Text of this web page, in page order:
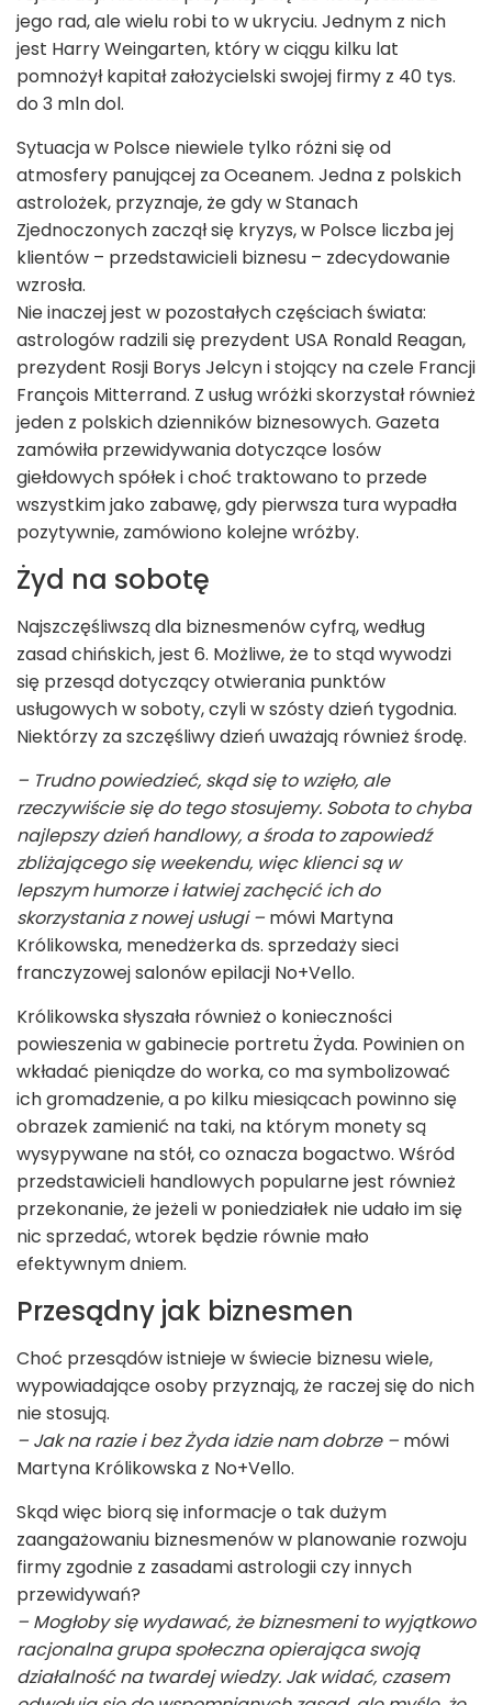
jego rad, ale wielu robi to w ukryciu. Jednym z nich
jest Harry Weingarten, który w ciągu kilku lat
pomnożył kapitał założycielski swojej firmy z 40 tys.
do 3 mln dol.
Sytuacja w Polsce niewiele tylko różni się od
atmosfery panującej za Oceanem. Jedna z polskich
astrolożek, przyznaje, że gdy w Stanach
Zjednoczonych zaczął się kryzys, w Polsce liczba jej
klientów – przedstawicieli biznesu – zdecydowanie
wzrosła.
Nie inaczej jest w pozostałych częściach świata:
astrologów radzili się prezydent USA Ronald Reagan,
prezydent Rosji Borys Jelcyn i stojący na czele Francji
François Mitterrand. Z usług wróżki skorzystał również
jeden z polskich dzienników biznesowych. Gazeta
zamówiła przewidywania dotyczące losów
giełdowych spółek i choć traktowano to przede
wszystkim jako zabawę, gdy pierwsza tura wypadła
pozytywnie, zamówiono kolejne wróżby.
Żyd na sobotę
Najszczęśliwszą dla biznesmenów cyfrą, według
zasad chińskich, jest 6. Możliwe, że to stąd wywodzi
się przesąd dotyczący otwierania punktów
usługowych w soboty, czyli w szósty dzień tygodnia.
Niektórzy za szczęśliwy dzień uważają również środę.
– Trudno powiedzieć, skąd się to wzięło, ale
rzeczywiście się do tego stosujemy. Sobota to chyba
najlepszy dzień handlowy, a środa to zapowiedź
zbliżającego się weekendu, więc klienci są w
lepszym humorze i łatwiej zachęcić ich do
skorzystania z nowej usługi – mówi Martyna
Królikowska, menedżerka ds. sprzedaży sieci
franczyzowej salonów epilacji No+Vello.
Królikowska słyszała również o konieczności
powieszenia w gabinecie portretu Żyda. Powinien on
wkładać pieniądze do worka, co ma symbolizować
ich gromadzenie, a po kilku miesiącach powinno się
obrazek zamienić na taki, na którym monety są
wysypywane na stół, co oznacza bogactwo. Wśród
przedstawicieli handlowych popularne jest również
przekonanie, że jeżeli w poniedziałek nie udało im się
nic sprzedać, wtorek będzie równie mało
efektywnym dniem.
Przesądny jak biznesmen
Choć przesądów istnieje w świecie biznesu wiele,
wypowiadające osoby przyznają, że raczej się do nich
nie stosują.
– Jak na razie i bez Żyda idzie nam dobrze – mówi
Martyna Królikowska z No+Vello.
Skąd więc biorą się informacje o tak dużym
zaangażowaniu biznesmenów w planowanie rozwoju
firmy zgodnie z zasadami astrologii czy innych
przewidywań?
– Mogłoby się wydawać, że biznesmeni to wyjątkowo
racjonalna grupa społeczna opierająca swoją
działalność na twardej wiedzy. Jak widać, czasem